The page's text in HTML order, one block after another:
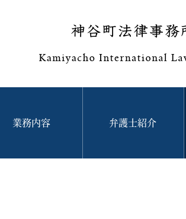
業務内容 弁護士紹介